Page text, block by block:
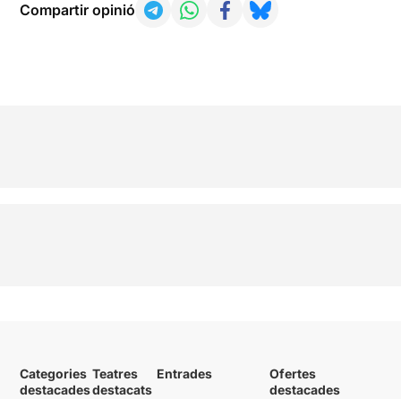
Compartir opinió
Categories
destacades
Teatres
destacats
Entrades
Ofertes
destacades